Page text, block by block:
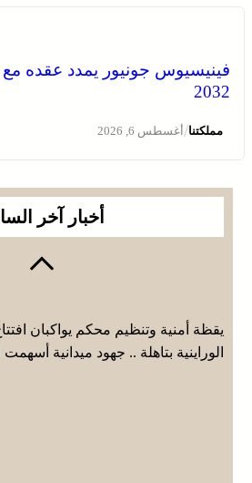
فينيسيوس جونيور يمدد عقده
2032
مملكتنا/أغسطس 6, 2026
أخبار آخر
يقظة أمنية وتنظيم محكم يواكبان
الوراينية بتاهلة .. جهود ميدانية